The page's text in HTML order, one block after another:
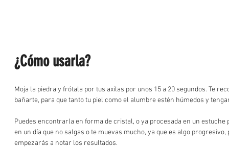
¿Cómo usarla?
Moja la piedra y frótala por tus axilas por unos 15 a 20 segundos. Te
bañarte, para que tanto tu piel como el alumbre estén húmedos y
Puedes encontrarla en forma de cristal, o ya procesada en un
en un día que no salgas o te muevas mucho, ya que es algo
empezarás a notar los resultados.